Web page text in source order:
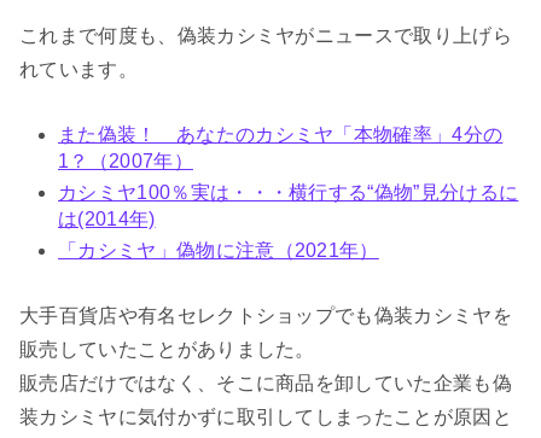
これまで何度も、偽装カシミヤがニュースで取り上げら
れています。
また偽装！ あなたのカシミヤ「本物確率」4分の
1？（2007年）
カシミヤ100％実は・・・横行する“偽物”見分けるに
は(2014年)
「カシミヤ」偽物に注意（2021年）
大手百貨店や有名セレクトショップでも偽装カシミヤを
販売していたことがありました。
販売店だけではなく、そこに商品を卸していた企業も偽
装カシミヤに気付かずに取引してしまったことが原因と